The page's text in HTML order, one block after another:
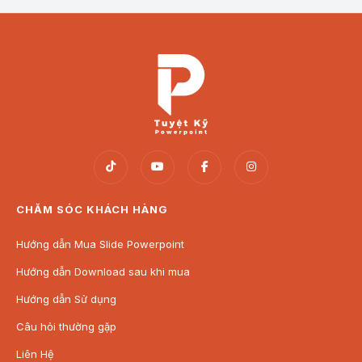
Sự kiện văn hóa, hội thảo:
bá văn hóa Khmer tại các sự kiện văn hóa, hội
thảo văn hóa dân tộc. Giúp nâng cao nhận thức
về sự đóng góp của cộng đồng Khmer vào đời
sống xã hội và văn hóa chung của Việt Nam.
Dự án bảo tồn di sản văn hóa:
Sử dụng để xây
dựng các dự án nghiên cứu và bảo tồn văn hóa
đặc sắc, từ ngôn ngữ, lễ hội đến các yếu tố
truyền thống.
Thiết kế nội dung sáng tạo:
văn hóa Khmer trong các chiến dịch truyền
thông, quảng cáo và các sản phẩm liên quan đến
CHĂM SÓC KHÁCH HÀNG
Hướng dẫn Mua Slide Powerpoint
Hướng dẫn Download sau khi mua
Hướng dẫn Sử dụng
Câu hỏi thường gặp
Liên Hệ